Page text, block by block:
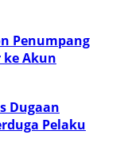
Penumpang
ke Akun
Dugaan
Pelaku